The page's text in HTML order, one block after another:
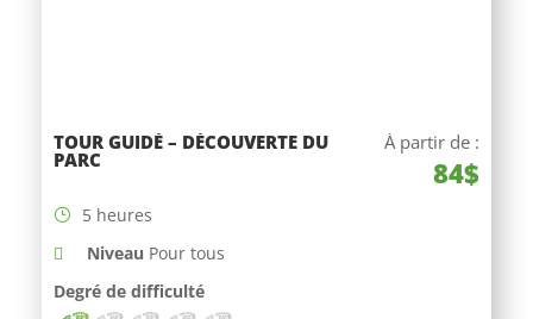
TOUR GUIDÉ – DÉCOUVERTE DU
PARC
À partir de :
84$
5 heures
Niveau Pour tous
Degré de difficulté